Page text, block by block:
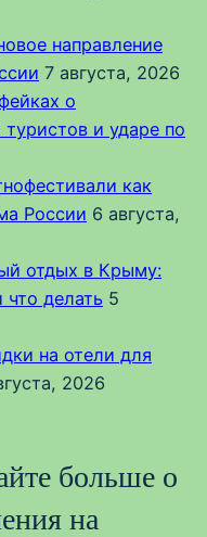
направление
7 августа, 2026
о
и ударе по
как
России 6 августа,
отдых в Крыму:
делать 5
на отели для
2026
больше о
на